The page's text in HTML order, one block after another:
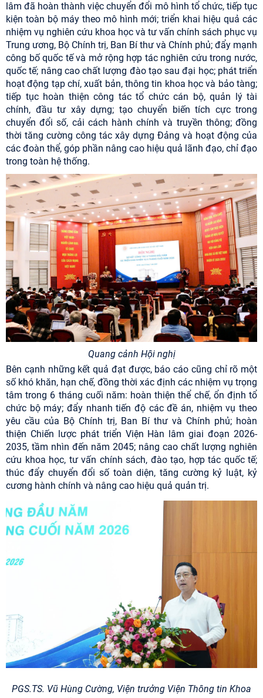
lâm đã hoàn thành việc chuyển đổi mô hình tổ chức, tiếp tục
kiện toàn bộ máy theo mô hình mới; triển khai hiệu quả các
nhiệm vụ nghiên cứu khoa học và tư vấn chính sách phục vụ
Trung ương, Bộ Chính trị, Ban Bí thư và Chính phủ; đẩy mạnh
công bố quốc tế và mở rộng hợp tác nghiên cứu trong nước,
quốc tế; nâng cao chất lượng đào tạo sau đại học; phát triển
hoạt động tạp chí, xuất bản, thông tin khoa học và bảo tàng;
tiếp tục hoàn thiện công tác tổ chức cán bộ, quản lý tài
chính, đầu tư xây dựng; tạo chuyển biến tích cực trong
chuyển đổi số, cải cách hành chính và truyền thông; đồng
thời tăng cường công tác xây dựng Đảng và hoạt động của
các đoàn thể, góp phần nâng cao hiệu quả lãnh đạo, chỉ đạo
trong toàn hệ thống.
Quang cảnh Hội nghị
Bên cạnh những kết quả đạt được, báo cáo cũng chỉ rõ một
số khó khăn, hạn chế, đồng thời xác định các nhiệm vụ trọng
tâm trong 6 tháng cuối năm: hoàn thiện thể chế, ổn định tổ
chức bộ máy; đẩy nhanh tiến độ các đề án, nhiệm vụ theo
yêu cầu của Bộ Chính trị, Ban Bí thư và Chính phủ; hoàn
thiện Chiến lược phát triển Viện Hàn lâm giai đoạn 2026-
2035, tầm nhìn đến năm 2045; nâng cao chất lượng nghiên
cứu khoa học, tư vấn chính sách, đào tạo, hợp tác quốc tế;
thúc đẩy chuyển đổi số toàn diện, tăng cường kỷ luật, kỷ
cương hành chính và nâng cao hiệu quả quản trị.
PGS.TS. Vũ Hùng Cường, Viện trưởng Viện Thông tin Khoa